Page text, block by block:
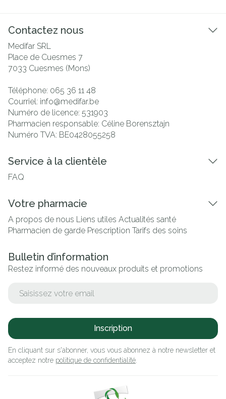
Contactez nous
Medifar SRL
Place de Cuesmes 7
7033 Cuesmes (Mons)
Téléphone: 065 36 11 48
Courriel: info@medifar.be
Numéro de licence: 531903
Pharmacien responsable: Céline Borensztajn
Numéro TVA: BE0428055258
Service à la clientèle
FAQ
Votre pharmacie
A propos de nous Liens utiles Actualités santé
Pharmacien de garde Prescription Tarifs des soins
Bulletin d’information
Restez informé des nouveaux produits et promotions
Inscription
En cliquant sur s'abonner, vous vous abonnez à notre newsletter et
acceptez notre politique de confidentialité